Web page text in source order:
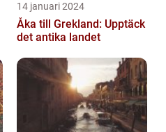
14 januari 2024
Åka till Grekland: Upptäck
det antika landet